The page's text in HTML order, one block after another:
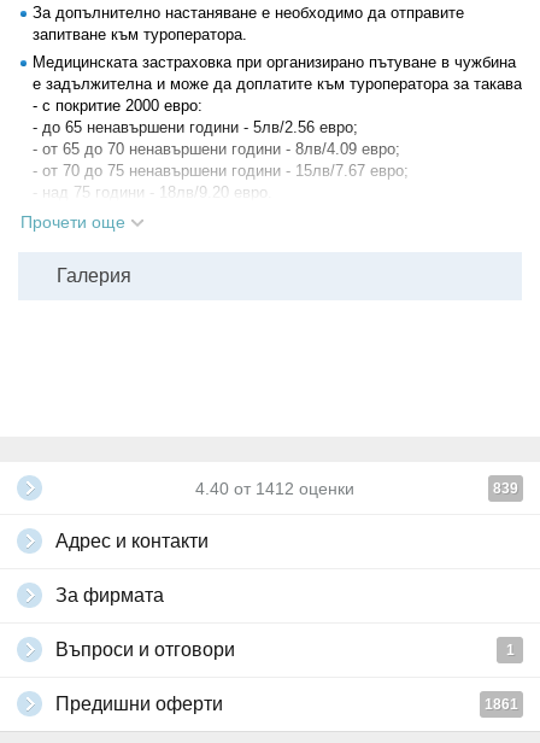
За допълнително настаняване е необходимо да отправите
запитване към туроператора.
Медицинската застраховка при организирано пътуване в чужбина
е задължителна и може да доплатите към туроператора за такава
- с покритие 2000 евро:
- до 65 ненавършени години - 5лв/2.56 евро;
- oт 65 до 70 ненавършени години - 8лв/4.09 евро;
- от 70 до 75 ненавършени години - 15лв/7.67 евро;
- над 75 години - 18лв/9.20 евро.
Необходими документи:
пътуващи без родители или с 1 родител, е необходима и
нотариално заверена декларация от родителите.
Прочети още
Галерия
4.40 от 1412 оценки 839
Адрес и контакти
За фирмата
Въпроси и отговори 1
Предишни оферти 1861